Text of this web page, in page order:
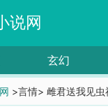
说网
玄幻
>言情> 雌君送我见